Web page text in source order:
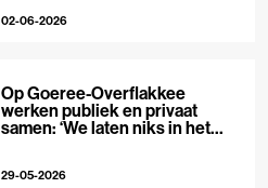
02-06-2026
Op Goeree-Overflakkee
werken publiek en privaat
samen: ‘We laten niks in het
29-05-2026